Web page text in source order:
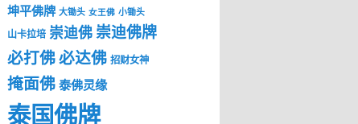
坤平佛牌 大锄头 女王佛 小锄头
山卡拉培 崇迪佛崇迪佛牌
必打佛必达佛 招财女神
掩面佛泰佛灵缘
泰国佛牌